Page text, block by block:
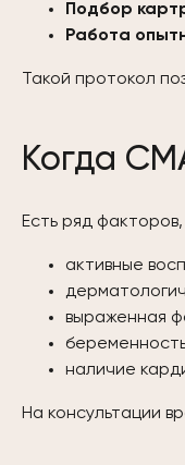
Подбор
Работа
Такой протокол
Когда
Есть ряд
активные
выраженная
наличие
На консультации